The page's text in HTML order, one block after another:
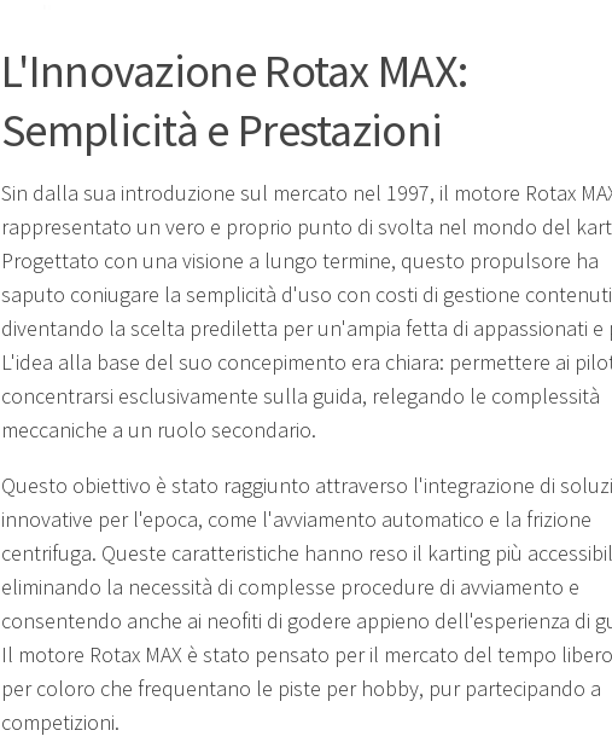
L'Innovazione Rotax MAX:
Semplicità e Prestazioni
Sin dalla sua introduzione sul mercato nel 1997, il motore Rotax
rappresentato un vero e proprio punto di svolta nel mondo del
Progettato con una visione a lungo termine, questo propulsore ha
saputo coniugare la semplicità d'uso con costi di gestione
diventando la scelta prediletta per un'ampia fetta di appassionati e
L'idea alla base del suo concepimento era chiara: permettere ai
concentrarsi esclusivamente sulla guida, relegando le complessità
meccaniche a un ruolo secondario.
Questo obiettivo è stato raggiunto attraverso l'integrazione di
innovative per l'epoca, come l'avviamento automatico e la frizione
centrifuga. Queste caratteristiche hanno reso il karting più
eliminando la necessità di complesse procedure di avviamento e
consentendo anche ai neofiti di godere appieno dell'esperienza di
Il motore Rotax MAX è stato pensato per il mercato del tempo
per coloro che frequentano le piste per hobby, pur partecipando a
competizioni.